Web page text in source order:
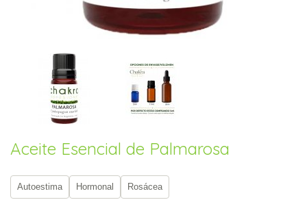
Aceite Esencial de Palmarosa
Autoestima Hormonal Rosácea